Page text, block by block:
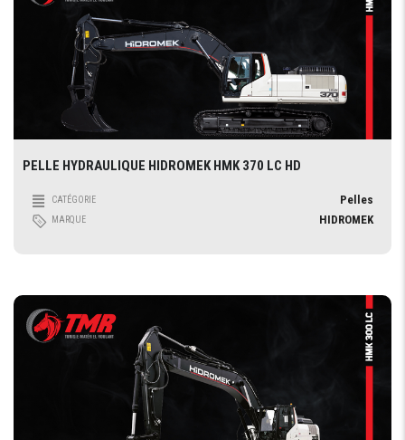
PELLE HYDRAULIQUE HIDROMEK HMK 370 LC HD
CATÉGORIE Pelles
MARQUE HIDROMEK